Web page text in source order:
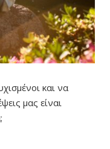
και να
μας είναι